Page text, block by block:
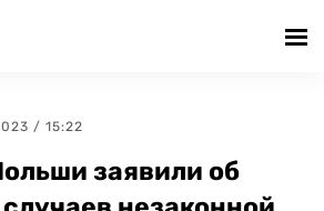
/ 15:22
заявили об